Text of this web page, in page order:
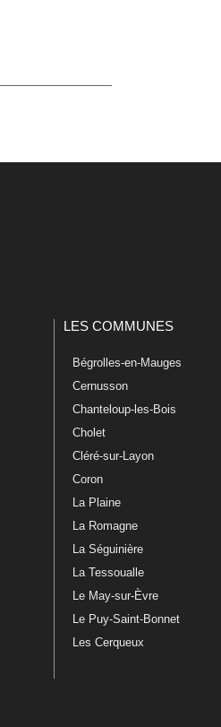
LES COMMUNES
Bégrolles-en-Mauges
Cernusson
Chanteloup-les-Bois
Cholet
Cléré-sur-Layon
Coron
La Plaine
La Romagne
La Séguinière
La Tessoualle
Le May-sur-Èvre
Le Puy-Saint-Bonnet
Les Cerqueux